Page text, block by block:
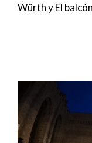
Würth y El